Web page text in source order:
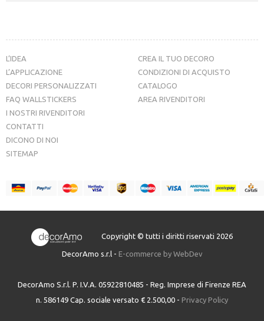
L’IDEA
L’APPLICAZIONE
DECORI PERSONALIZZATI
FAQ WALLSTICKERS
CREA IL TUO DECORO
CONDIZIONI DI ACQUISTO
CATALOGO
AREA RIVENDITORI
I NOSTRI RIVENDITORI
CONTATTI
DICONO DI NOI
SITEMAP
Copyright © tutti i diritti riservati 2026
DecorAmo s.r.l - E-commerce by WebDev
DecorAmo S.r.l. P. I.V.A. 05922810485 - Reg. Imprese di Firenze REA
n. 586149 Cap. sociale versato € 2.500,00 - Privacy Policy